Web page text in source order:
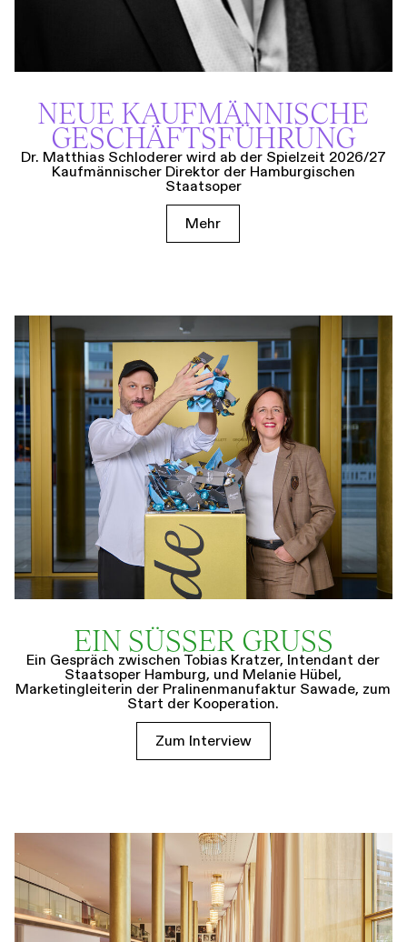
NEUE KAUF­MÄNNISCHE
GESCHÄFTS­FÜHRUNG
Dr. Matthias Schloderer wird ab der Spielzeit 2026/27
Kaufmännischer Direktor der Hamburgischen
Staatsoper
Mehr
EIN SÜSSER GRUSS
Ein Gespräch zwischen Tobias Kratzer, Intendant der
Staatsoper Hamburg, und Melanie Hübel,
Marketingleiterin der Pralinenmanufaktur Sawade, zum
Start der Kooperation.
Zum Interview